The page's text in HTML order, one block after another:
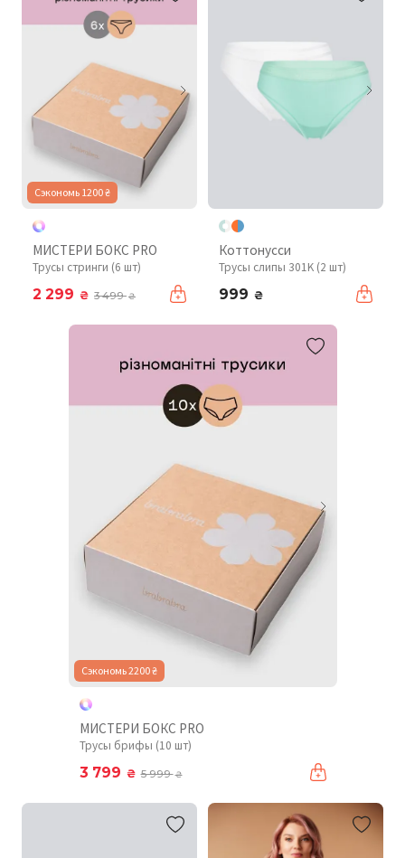
Сэкономь 1200 ₴
МИСТЕРИ БОКС PRO
Трусы стринги (6 шт)
2 299 ₴ 3 499₴
Коттонусси
Трусы слипы 301K (2 шт)
999 ₴
Сэкономь 2200 ₴
МИСТЕРИ БОКС PRO
Трусы брифы (10 шт)
3 799 ₴ 5 999₴